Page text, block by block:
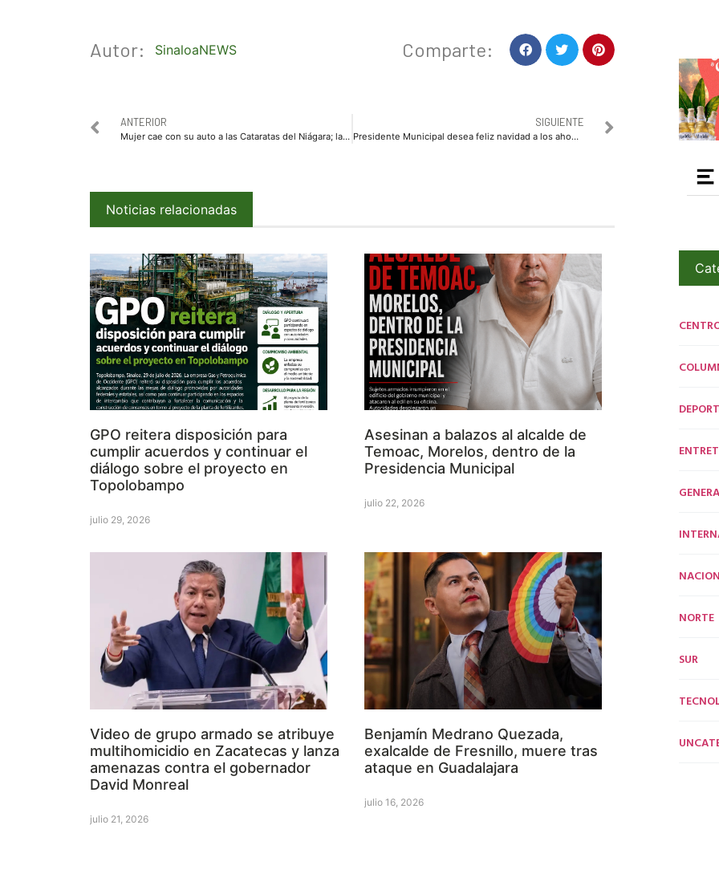
Autor: SinaloaNEWS Comparte:
ANTERIOR
Mujer cae con su auto a las Cataratas del Niágara; la encuentran sin vida
SIGUIENTE
Presidente Municipal desea feliz navidad a los ahomenses en el tradicional encendido de árbol navideño
Noticias relacionadas
GPO reitera disposición para
cumplir acuerdos y continuar el
diálogo sobre el proyecto en
Topolobampo
julio 29, 2026
Asesinan a balazos al alcalde de
Temoac, Morelos, dentro de la
Presidencia Municipal
julio 22, 2026
Video de grupo armado se atribuye
multihomicidio en Zacatecas y lanza
amenazas contra el gobernador
David Monreal
julio 21, 2026
Benjamín Medrano Quezada,
exalcalde de Fresnillo, muere tras
ataque en Guadalajara
julio 16, 2026
NORTE
SUR